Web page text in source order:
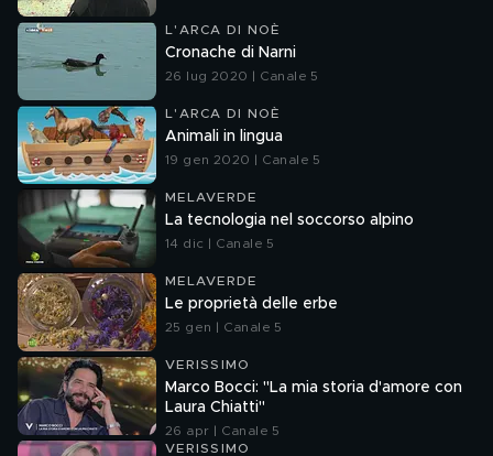
L'ARCA DI NOÈ
Cronache di Narni
26 lug 2020 | Canale 5
L'ARCA DI NOÈ
Animali in lingua
19 gen 2020 | Canale 5
MELAVERDE
La tecnologia nel soccorso alpino
14 dic | Canale 5
MELAVERDE
Le proprietà delle erbe
25 gen | Canale 5
VERISSIMO
Marco Bocci: "La mia storia d'amore con
Laura Chiatti"
26 apr | Canale 5
VERISSIMO